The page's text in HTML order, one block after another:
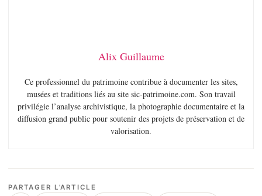
Alix Guillaume
Ce professionnel du patrimoine contribue à documenter les sites,
musées et traditions liés au site sic-patrimoine.com. Son travail
privilégie l’analyse archivistique, la photographie documentaire et la
diffusion grand public pour soutenir des projets de préservation et de
valorisation.
PARTAGER L’ARTICLE